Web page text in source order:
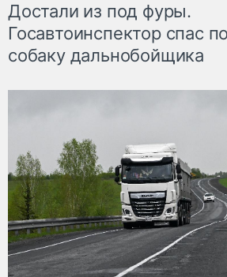
Достали из под фуры.
Госавтоинспектор спас
собаку дальнобойщика